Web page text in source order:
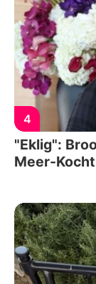
4
"Eklig":
Meer-